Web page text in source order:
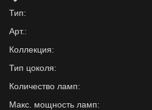
Тип:
Арт.:
Коллекция:
Тип цоколя:
Количество ламп:
Макс. мощность ламп: